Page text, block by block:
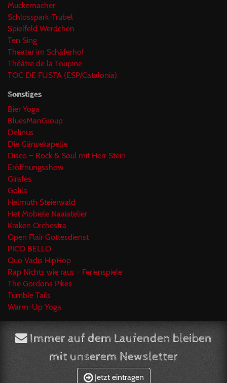
Muckemacher
Schlosspark-Trubel
Spielfeld Werdchen
Ten Sing
Theater im Schäferhof
Théâtre de la Toupine
TOC DE FUSTA (ESP/Catalonia)
Sonstiges
Bier Yoga
BluesManGroup
Delinus
Die Gänsekapelle
Disco – Rock & Soul mit Herr Stein
Eröffnungsshow
Girafes
Golila
Helmuth Steierwald
Het Mobiele Naaiatelier
Kraken Orchestra
Open Flair Gottesdienst
PICO BELLO
Quo Vadis HipHop
Rap Nichts wie raus - Ferienspiele
The Gordons Pikes
Tumble Tails
Warm-Up Yoga
Immer auf dem Laufenden bleiben
mit unserem Newsletter
Jetzt eintragen